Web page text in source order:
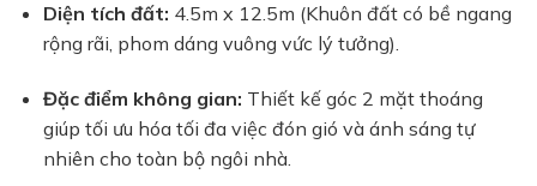
Diện tích đất: 4.5m x 12.5m (Khuôn đất có bề ngang
rộng rãi, phom dáng vuông vức lý tưởng).
Đặc điểm không gian: Thiết kế góc 2 mặt thoáng
giúp tối ưu hóa tối đa việc đón gió và ánh sáng tự
nhiên cho toàn bộ ngôi nhà.